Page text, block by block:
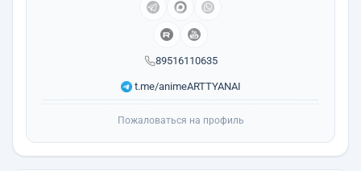
89516110635
t.me/animeARTTYANAI
Пожаловаться на профиль